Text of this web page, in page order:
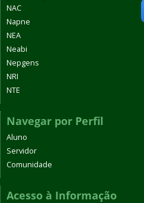
NAC
Napne
NEA
Neabi
Nepgens
NRI
NTE
Navegar por Perfil
Aluno
Servidor
Comunidade
Acesso à Informação